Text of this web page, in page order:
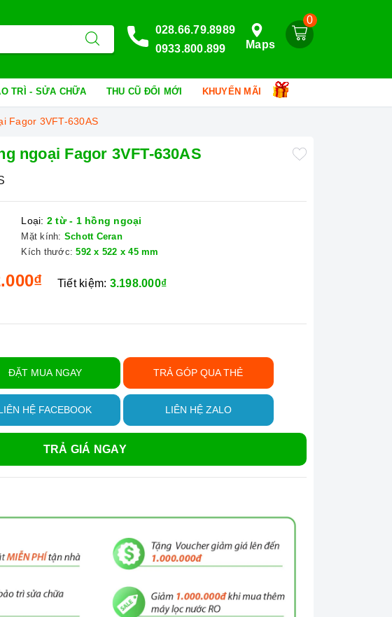
0
Maps
028.66.79.8989
0933.800.899
TRÌ - SỬA CHỮA THU CŨ ĐỔI MỚI KHUYẾN MÃI
Fagor 3VFT-630AS
ngoại Fagor 3VFT-630AS
Loại: 2 từ - 1 hồng ngoại
Mặt kính: Schott Ceran
Kích thước: 592 x 522 x 45 mm
Tiết kiệm: 3.198.000₫
ĐẶT MUA NGAY TRẢ GÓP QUA THẺ
HỆ FACEBOOK LIÊN HỆ ZALO
TRẢ GIÁ NGAY